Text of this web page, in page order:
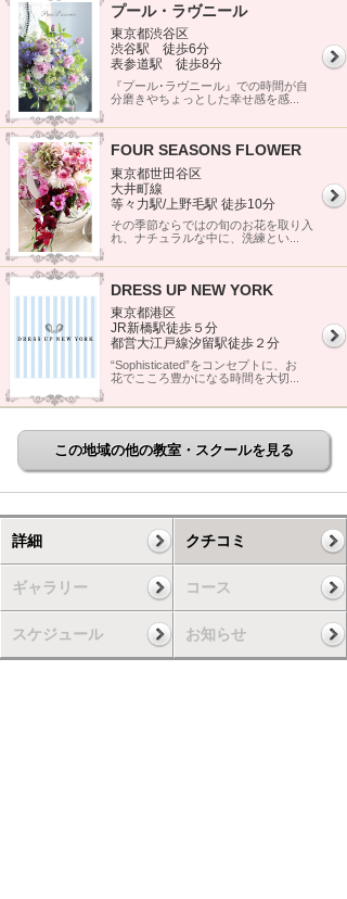
プール・ラヴニール
東京都渋谷区
渋谷駅 徒歩6分
表参道駅 徒歩8分
『プール･ラヴニール』での時間が自
分磨きやちょっとした幸せ感を感...
FOUR SEASONS FLOWER
東京都世田谷区
大井町線
等々力駅/上野毛駅 徒歩10分
その季節ならではの旬のお花を取り入
れ、ナチュラルな中に、洗練とい...
DRESS UP NEW YORK
東京都港区
JR新橋駅徒歩５分
都営大江戸線汐留駅徒歩２分
“Sophisticated”をコンセプトに、お
花でこころ豊かになる時間を大切...
この地域の他の教室・スクールを見る
詳細 クチコミ
ギャラリー コース
スケジュール お知らせ